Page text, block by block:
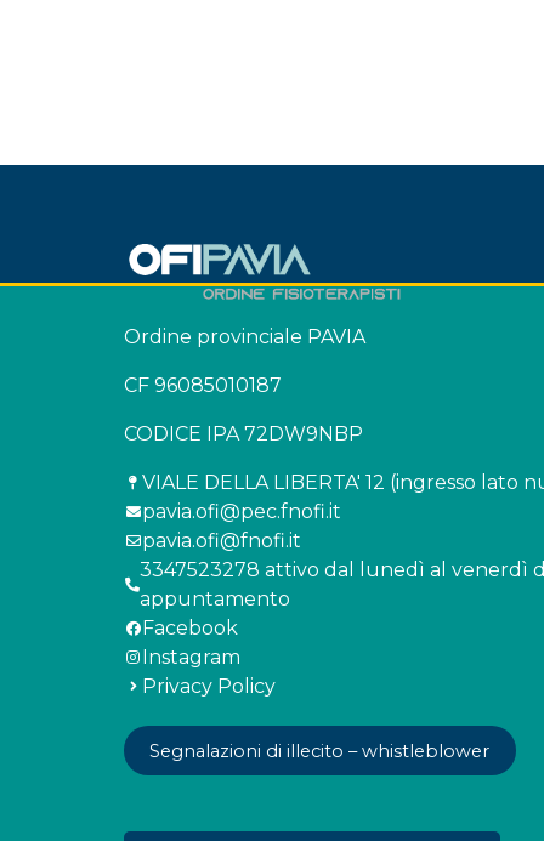
Ordine provinciale PAVIA
CF 96085010187
CODICE IPA 72DW9NBP
VIALE DELLA LIBERTA' 12 (ingresso lato
pavia.ofi@pec.fnofi.it
pavia.ofi@fnofi.it
3347523278 attivo dal lunedì al venerdì
appuntamento
Facebook
Instagram
Privacy Policy
Segnalazioni di illecito – whistleblower